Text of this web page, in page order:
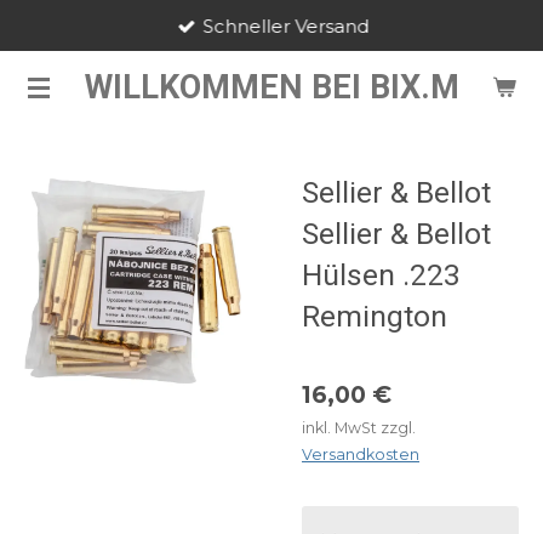
springen WILLKOMMEN BEI BIX.M
Schneller Versand
Sellier & Bellot
Sellier & Bellot
Hülsen .223
Remington
16,00 €
inkl. MwSt zzgl.
Versandkosten